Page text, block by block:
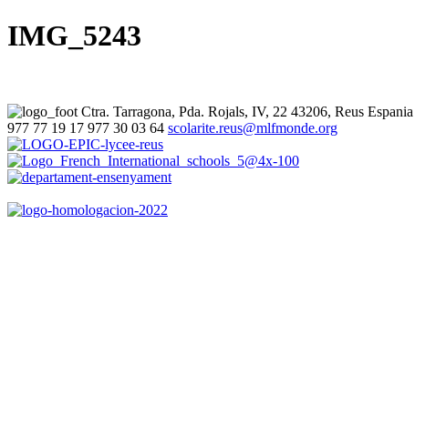
IMG_5243
Ctra. Tarragona, Pda. Rojals, IV, 22 43206, Reus Espania
977 77 19 17 977 30 03 64 scolarite.reus@mlfmonde.org